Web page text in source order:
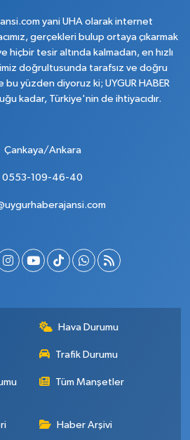
yani UHA olarak internet
gerçekleri bulup ortaya çıkarmak
hiçbir tesir altında kalmadan, en hızlı
doğrultusunda tarafsız ve doğru
bu yüzden diyoruz ki; UYGUR HABER
kadar, Türkiye'nin de ihtiyacıdır.
Çankaya/Ankara
0553-109-46-40
Hava Durumu
Trafik Durumu
Tüm Manşetler
Haber Arşivi